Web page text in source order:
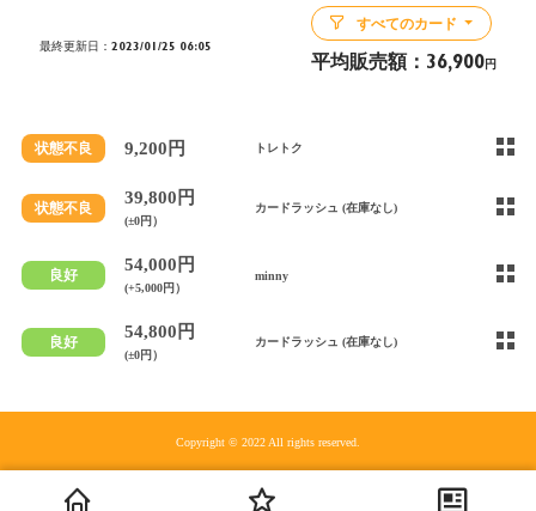
最終更新日：2023/01/25 06:05
すべてのカード
平均販売額： 36,900 円
状態不良 9,200円 トレトク
状態不良
39,800円
(±0円）
カードラッシュ (在庫なし)
良好
54,000円
(+5,000円）
minny
良好
54,800円
(±0円）
カードラッシュ (在庫なし)
Copyright © 2022 All rights reserved.